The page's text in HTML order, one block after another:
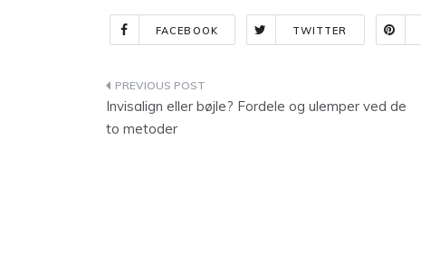
FACEBOOK TWITTER
Indlægsnavigation
Invisalign eller bøjle? Fordele og ulemper ved de
to metoder